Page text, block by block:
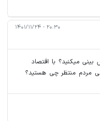
۲۰:۳۰ - ۱۴۰۱/۱۱/۲۴
میکنید؟ با اقتصاد
مردم منتظر چی هستید؟